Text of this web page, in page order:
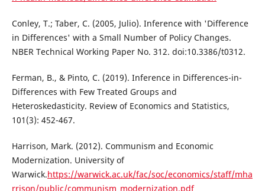
Conley, T.; Taber, C. (2005, Julio). Inference with 'Difference
in Differences' with a Small Number of Policy Changes.
NBER Technical Working Paper No. 312. doi:10.3386/t0312.
Ferman, B., & Pinto, C. (2019). Inference in Differences-in-
Differences with Few Treated Groups and
Heteroskedasticity. Review of Economics and Statistics,
101(3): 452-467.
Harrison, Mark. (2012). Communism and Economic
Modernization. University of
Warwick.https://warwick.ac.uk/fac/soc/economics/staff/mha
rrison/public/communism_modernization.pdf